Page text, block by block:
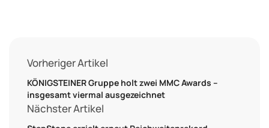
Vorheriger Artikel
KÖNIGSTEINER Gruppe holt zwei MMC Awards –
insgesamt viermal ausgezeichnet
Nächster Artikel